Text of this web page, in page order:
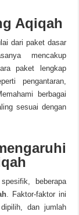
Aqiqah
dari paket dasar
mencakup
paket lengkap
pengantaran,
berbagai
sesuai dengan
beberapa
. Faktor-faktor ini
dan jumlah